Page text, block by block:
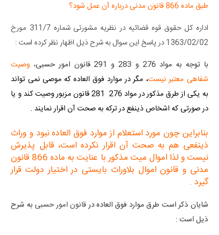
طبق ماده 866 قانون مدنی درباره آن عمل شود؟
اداره کل حقوق قوه قضائیه در نظریه مشورتی شماره 311/7 مورخ
1363/02/02 در پاسخ این سوال به شرح ذیل اظهار نظر کرده است :
با توجه به مواد 276 و 283 و 291
قانون امور حسبی، وصیت
شفاهی معتبر نیست، مگر در موارد فوق العاده که موصی نمی تواند
به یکی از طرق مذکور در مواد 276 281 قانون مزبور وصیت کند و یا
در صورتی که اشخاص ذینفع در ترکه به صحت آن اقرار نمایند .
بنابراین چون مورد استعلام از موارد فوق العاده نبود و وراث
ذینفعی هم به صحت آن اقرار نکرده است، قابل پذیرش
نیست و لذا اموال میت مذکور با عنایت به ماده 866 قانون
مدنی و قانون اموال بلاوراث بایستی در اختیار دولت قرار
گیرد .
شایان ذکر است طرق موارد فوق العاده درقانون امور حسبی به شرح
ذیل است :